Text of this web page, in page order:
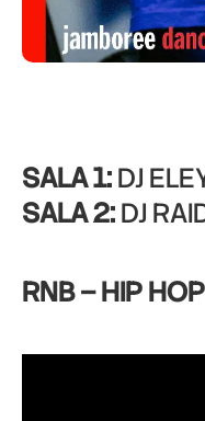
SALA 1:DJ
SALA 2:DJ
RNB – HIP